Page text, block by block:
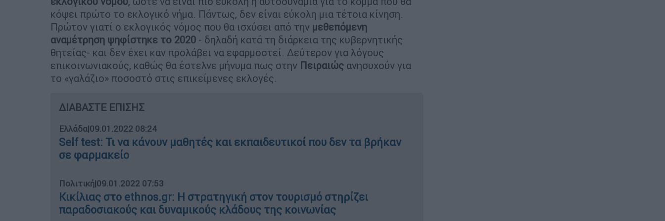
κόψει πρώτο το εκλογικό νήμα. Πάντως, δεν είναι εύκολη μια τέτοια κίνηση.
Πρώτον γιατί ο εκλογικός νόμος που θα ισχύσει από την μεθεπόμενη
αναμέτρηση ψηφίστηκε το 2020 - δηλαδή κατά τη διάρκεια της κυβερνητικής
θητείας- και δεν έχει καν προλάβει να εφαρμοστεί. Δεύτερον για λόγους
επικοινωνιακούς, καθώς θα έστελνε μήνυμα πως στην Πειραιώς ανησυχούν για
το «γαλάζιο» ποσοστό στις επικείμενες εκλογές.
ΔΙΑΒΑΣΤΕ ΕΠΙΣΗΣ
Ελλάδα|09.01.2022 08:24
Self test: Τι να κάνουν μαθητές και εκπαιδευτικοί που δεν τα βρήκαν
σε φαρμακείο
Πολιτική|09.01.2022 07:53
Κικίλιας στο ethnos.gr: Η στρατηγική στον τουρισμό στηρίζει
παραδοσιακούς και δυναμικούς κλάδους της κοινωνίας